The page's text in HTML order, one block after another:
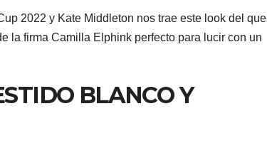
2022 y Kate Middleton nos trae este look del que
la firma Camilla Elphink perfecto para lucir con un
BLANCO Y